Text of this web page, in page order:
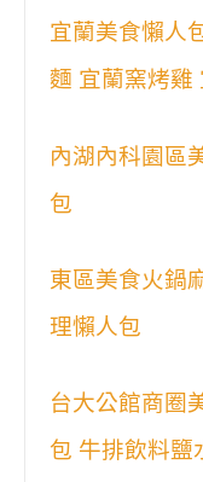
宜蘭美食懶人
麵 宜蘭窯烤雞
內湖內科園區
包
東區美食火鍋
理懶人包
台大公館商圈
包 牛排飲料鹽